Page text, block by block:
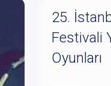
25.
Festivali
Oyunları